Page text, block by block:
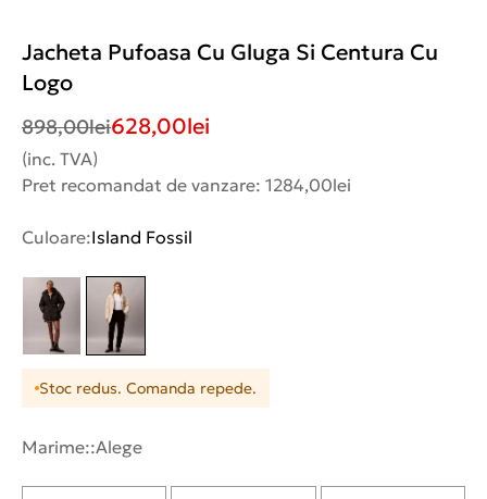
Jacheta Pufoasa Cu Gluga Si Centura Cu
Logo
898,00lei628,00lei
(inc. TVA)
Pret recomandat de vanzare: 1284,00lei
Culoare:Island Fossil
Stoc redus. Comanda repede.
Marime::Alege